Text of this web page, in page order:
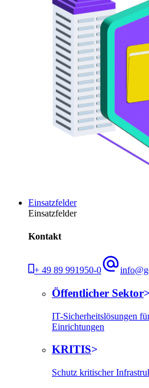
Einsatzfelder
Einsatzfelder
Kontakt
+ 49 89 991950-0
Öffentlicher Sektor
IT-Sicherheitslösungen
Einrichtungen
KRITIS
Schutz kritischer